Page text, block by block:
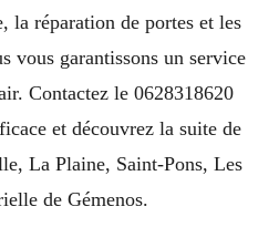
la réparation de portes et les
vous garantissons un service
Contactez le 0628318620
et découvrez la suite de
La Plaine, Saint-Pons, Les
de Gémenos.